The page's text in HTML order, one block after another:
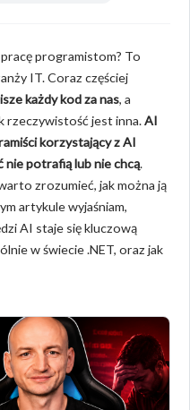
programistom? To
IT. Coraz częściej
każdy kod za nas, a
rzeczywistość jest inna.AI
korzystający z AI
potrafią lub nie chcą.
zrozumieć, jak można ją
artykule wyjaśniam,
AI staje się kluczową
w świecie .NET, oraz jak